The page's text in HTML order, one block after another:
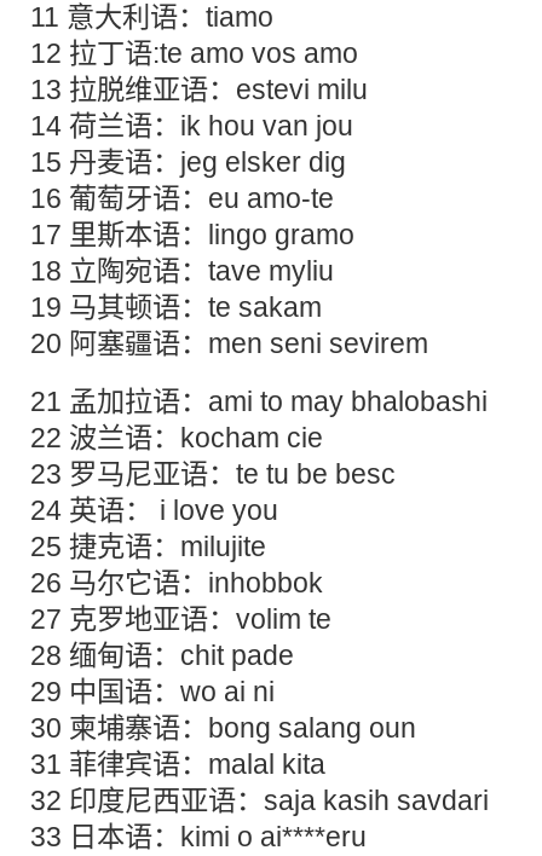
11 意大利语：tiamo
12 拉丁语:te amo vos amo
13 拉脱维亚语：estevi milu
14 荷兰语：ik hou van jou
15 丹麦语：jeg elsker dig
16 葡萄牙语：eu amo-te
17 里斯本语：lingo gramo
18 立陶宛语：tave myliu
19 马其顿语：te sakam
20 阿塞疆语：men seni sevirem
21 孟加拉语：ami to may bhalobashi
22 波兰语：kocham cie
23 罗马尼亚语：te tu be besc
24 英语： i love you
25 捷克语：milujite
26 马尔它语：inhobbok
27 克罗地亚语：volim te
28 缅甸语：chit pade
29 中国语：wo ai ni
30 柬埔寨语：bong salang oun
31 菲律宾语：malal kita
32 印度尼西亚语：saja kasih savdari
33 日本语：kimi o ai****eru